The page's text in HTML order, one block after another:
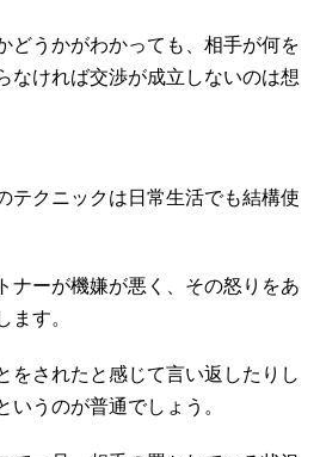
どうかがわかっても、相手が何を
なければ交渉が成立しないのは想
テクニックは日常生活でも結構使
ナーが機嫌が悪く、その怒りをあ
ます。
をされたと感じて言い返したりし
いうのが普通でしょう。